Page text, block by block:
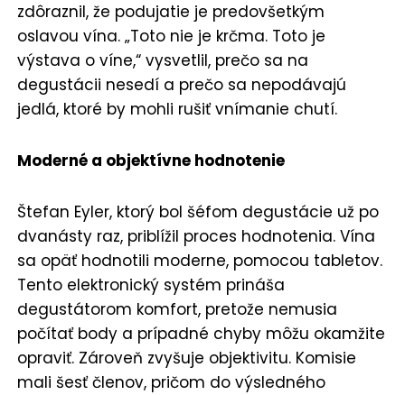
zdôraznil, že podujatie je predovšetkým
oslavou vína. „Toto nie je krčma. Toto je
výstava o víne,“ vysvetlil, prečo sa na
degustácii nesedí a prečo sa nepodávajú
jedlá, ktoré by mohli rušiť vnímanie chutí.
Moderné a objektívne hodnotenie
Štefan Eyler, ktorý bol šéfom degustácie už po
dvanásty raz, priblížil proces hodnotenia. Vína
sa opäť hodnotili moderne, pomocou tabletov.
Tento elektronický systém prináša
degustátorom komfort, pretože nemusia
počítať body a prípadné chyby môžu okamžite
opraviť. Zároveň zvyšuje objektivitu. Komisie
mali šesť členov, pričom do výsledného